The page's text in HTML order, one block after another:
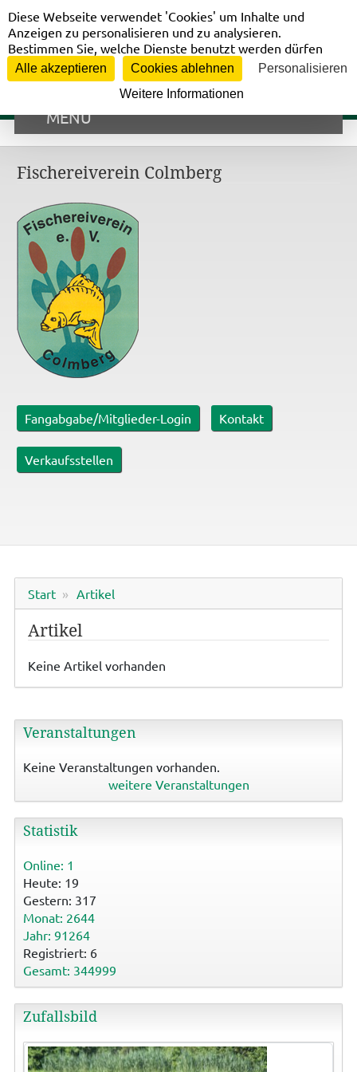
Vorstandsbereich
MENÜ
Fischereiverein Colmberg
Fangabgabe/Mitglieder-Login Kontakt
Verkaufsstellen
Start Artikel
Artikel
Keine Artikel vorhanden
Veranstaltungen
Keine Veranstaltungen vorhanden.
weitere Veranstaltungen
Statistik
Online: 1
Heute: 19
Gestern: 317
Monat: 2644
Jahr: 91264
Registriert: 6
Gesamt: 344999
Zufallsbild
Cookie-Einstellungen
Diese Webseite verwendet 'Cookies' um Inhalte und
Anzeigen zu personalisieren und zu analysieren.
Bestimmen Sie, welche Dienste benutzt werden dürfen
Alle akzeptieren Cookies ablehnen
Personalisieren
Weitere Informationen